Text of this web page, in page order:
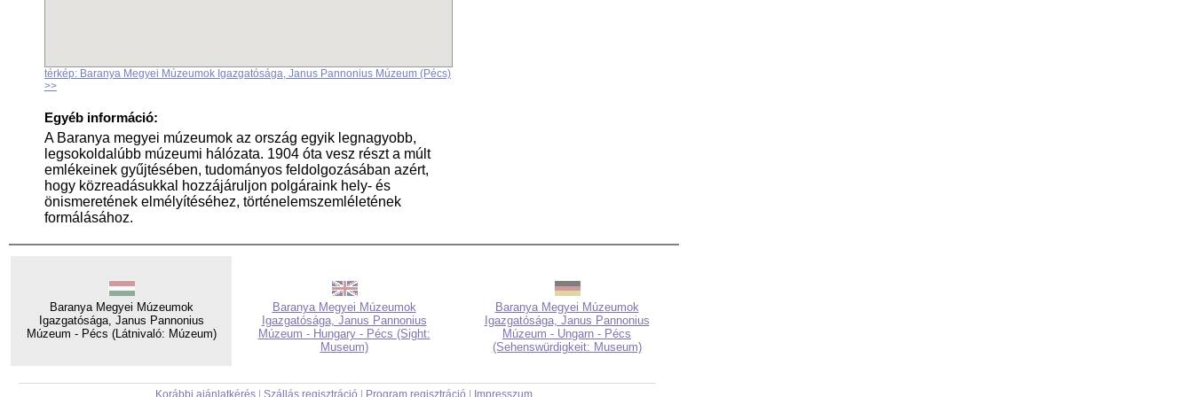
térkép: Baranya Megyei Múzeumok Igazgatósága, Janus Pannonius Múzeum (Pécs)
>>
Egyéb információ:
A Baranya megyei múzeumok az ország egyik legnagyobb,
legsokoldalúbb múzeumi hálózata. 1904 óta vesz részt a múlt
emlékeinek gyűjtésében, tudományos feldolgozásában azért,
hogy közreadásukkal hozzájáruljon polgáraink hely- és
önismeretének elmélyítéséhez, történelemszemléletének
formálásához.
Baranya Megyei Múzeumok
Igazgatósága, Janus Pannonius
Múzeum - Pécs (Látnivaló: Múzeum)
Baranya Megyei Múzeumok
Igazgatósága, Janus Pannonius
Múzeum - Hungary - Pécs (Sight:
Museum)
Baranya Megyei Múzeumok
Igazgatósága, Janus Pannonius
Múzeum - Ungarn - Pécs
(Sehenswürdigkeit: Museum)
Korábbi ajánlatkérés Szállás regisztráció Program regisztráció Impresszum